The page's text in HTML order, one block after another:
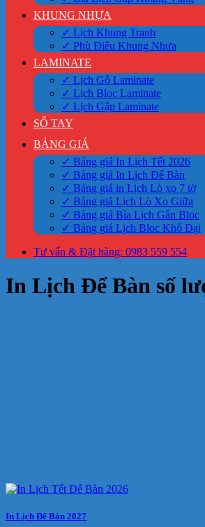
KHUNG NHỰA
✓ Lịch Khung Tranh
✓ Phù Điêu Khung Nhựa
LAMINATE
✓ Lịch Gỗ Laminate
✓ Lịch Bloc Laminate
✓ Lịch Gập Laminate
SỔ TAY
BẢNG GIÁ
✓ Bảng giá In Lịch Tết 2026
✓ Bảng giá In Lịch Để Bàn
✓ Bảng giá in Lịch Lò xo 7 tờ
✓ Bảng giá Lịch Lò Xo Giữa
✓ Bảng giá Bìa Lịch Gắn Bloc
✓ Bảng giá Lịch Bloc Khổ Đại
Tư vấn & Đặt hàng: 0983 559 554
In Lịch Để Bàn số
In Lịch Để Bàn 2027